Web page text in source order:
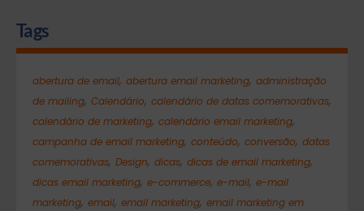
Tags
abertura de email, abertura email marketing, administração
de mailing, Calendário, calendário de datas comemorativas,
calendário de marketing, calendário email marketing,
campanha de email marketing, conteúdo, conversão, datas
comemorativas, Design, dicas, dicas de email marketing,
dicas email marketing, e-commerce, e-mail, e-mail
marketing, email, email marketing, email marketing em